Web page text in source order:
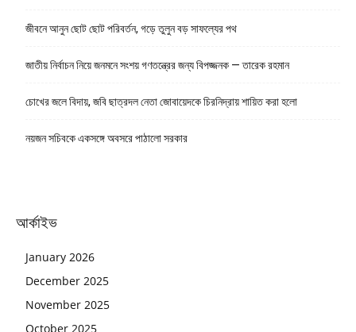
জীবনে আনুন ছোট ছোট পরিবর্তন, গড়ে তুলুন বড় সাফল্যের পথ
জাতীয় নির্বাচন নিয়ে জনমনে সংশয় গণতন্ত্রের জন্য বিপজ্জনক — তারেক রহমান
চোখের জলে বিদায়, জবি ছাত্রদল নেতা জোবায়েদকে চিরনিদ্রায় শায়িত করা হলো
নয়জন সচিবকে একসঙ্গে অবসরে পাঠালো সরকার
আর্কাইভ
January 2026
December 2025
November 2025
October 2025